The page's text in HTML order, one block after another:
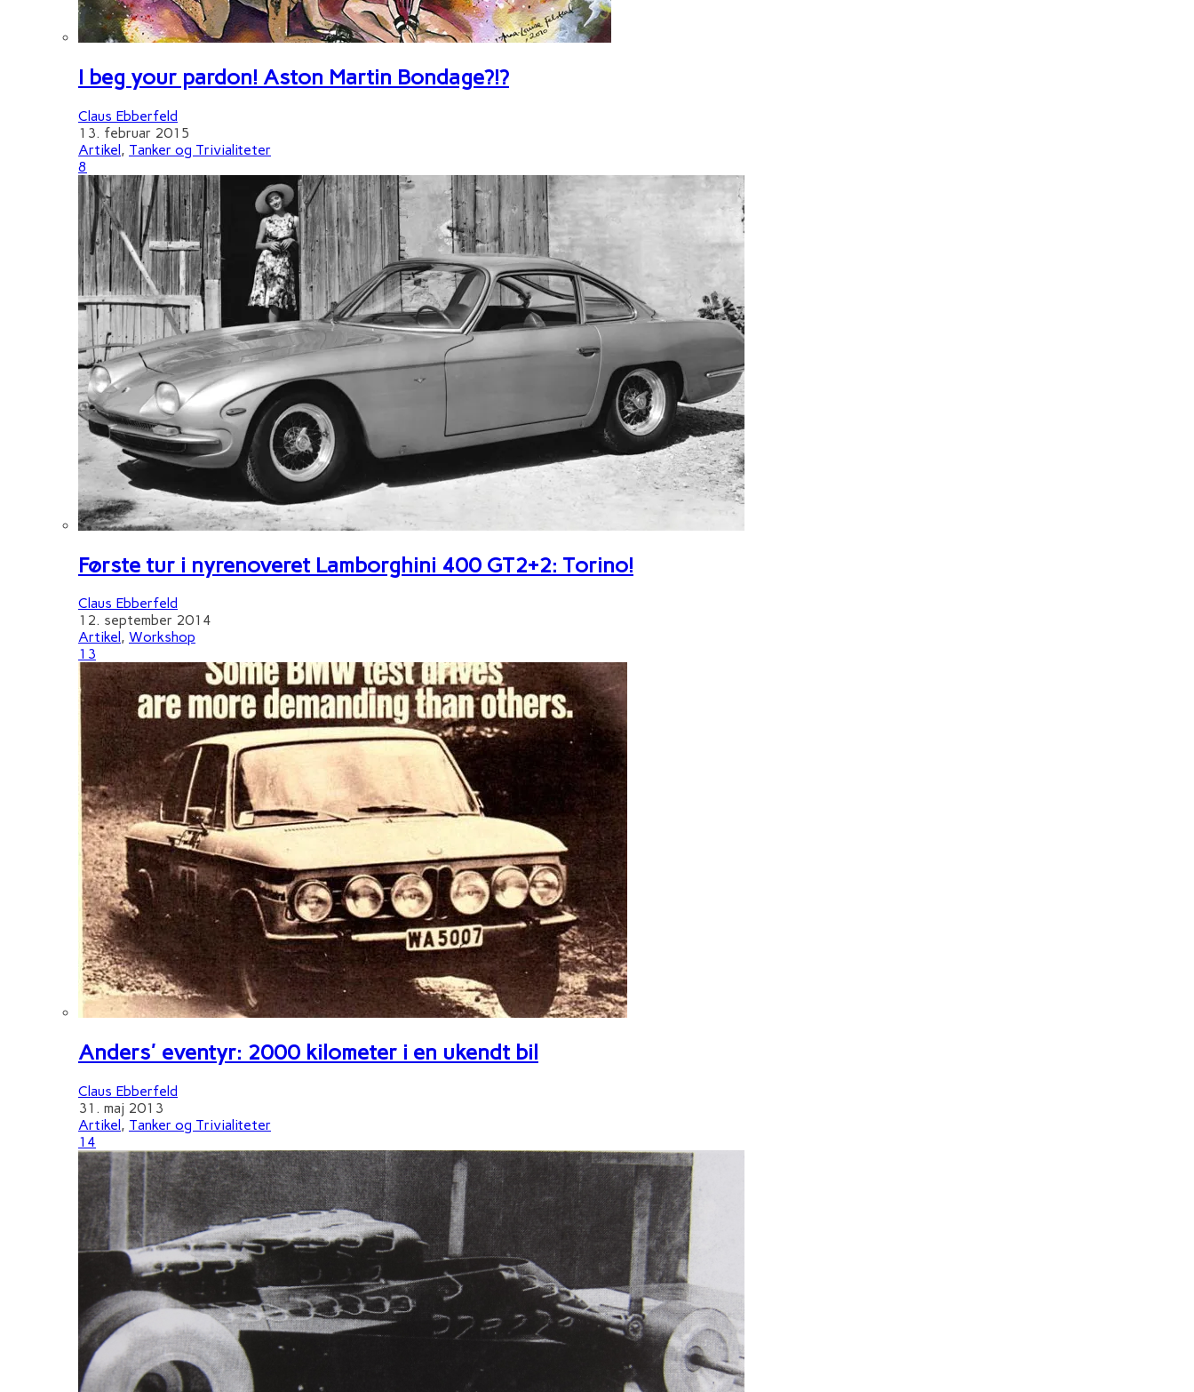
I beg your pardon! Aston Martin Bondage?!?
Claus Ebberfeld
13. februar 2015
Artikel, Tanker og Trivialiteter
8
Første tur i nyrenoveret Lamborghini 400 GT2+2: Torino!
Claus Ebberfeld
12. september 2014
Artikel , Workshop
13
Anders' eventyr: 2000 kilometer i en ukendt bil
Claus Ebberfeld
31. maj 2013
Artikel , Tanker og Trivialiteter
14